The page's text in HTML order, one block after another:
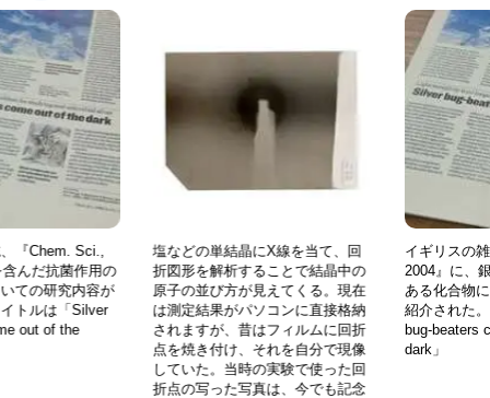
こういった研究はうまくいく時といかない時がありますが、たと
えうまくいかなくても、銀の新しい性質に気付かされるというお
もしろさもあります。
タートするにはいい環境だと思います。
大学というのは、高校時代までのように先生に言われたことだけ
をやるのではなく、履修内容からすべて自分で決定していく場所
です。おもしろい、なぜだろう、また知りたいことを見つけて能
動的に取り組んでいけば、自由にやりたいことができるのが大学
時代。自分で考え、選択する絶好のチャンスです。しかも学生時
代は気力、体力ともに充実していて自由度100％。やりたいことを
精一杯やれる時期ですから、そこでぜひ好きなことや得意分野を
見つけて打ち込んでください。
『Chem. Sci.,
んだ抗菌作用の
ての研究内容が
トルは「Silver
out of the
塩などの単結晶にX線を当て、回
折図形を解析することで結晶中の
原子の並び方が見えてくる。現在
は測定結果がパソコンに直接格納
されますが、昔はフィルムに回折
点を焼き付け、それを自分で現像
していた。当時の実験で使った回
折点の写った写真は、今でも記念
イギリスの
2004』に、
ある化合物
紹介された
bug-beaters
dark」